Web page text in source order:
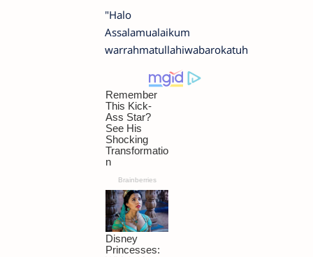
"Halo
Assalamualaikum
warrahmatullahiwabarokatuh